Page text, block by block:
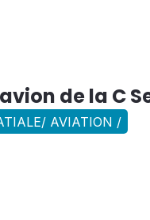
de la C
AVIATION /